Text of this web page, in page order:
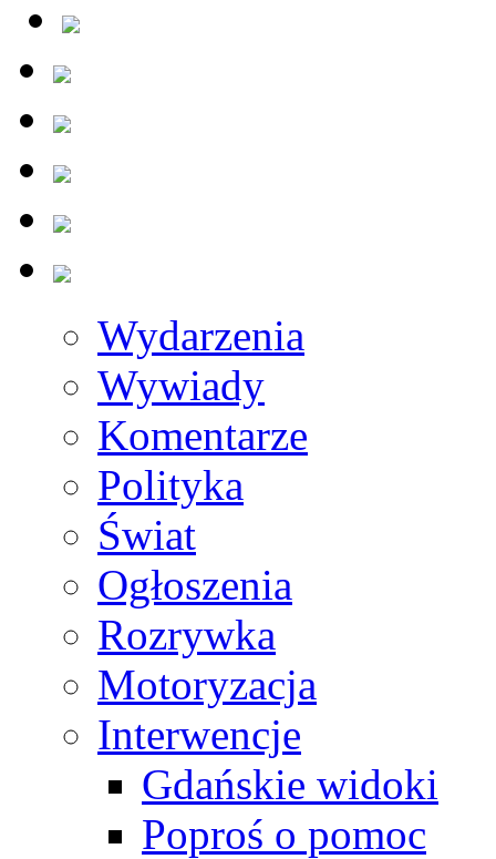
Wydarzenia
Wywiady
Komentarze
Polityka
Świat
Ogłoszenia
Rozrywka
Motoryzacja
Interwencje
Gdańskie widoki
Poproś o pomoc